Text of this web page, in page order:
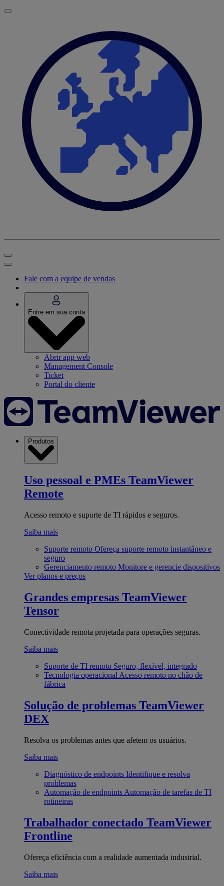
Fale com a equipe de vendas
Entre em sua conta
Abrir app web
Management Console
Ticket
Portal do cliente
Produtos
Uso pessoal e PMEs TeamViewer
Remote
Acesso remoto e suporte de TI rápidos e seguros.
Saiba mais
Suporte remoto Ofereça suporte remoto instantâneo e
seguro
Gerenciamento remoto Monitore e gerencie dispositivos
Ver planos e preços
Grandes empresas TeamViewer
Tensor
Conectividade remota projetada para operações seguras.
Saiba mais
Suporte de TI remoto Seguro, flexível, integrado
Tecnologia operacional Acesso remoto no chão de
fábrica
Solução de problemas TeamViewer
DEX
Resolva os problemas antes que afetem os usuários.
Saiba mais
Diagnóstico de endpoints Identifique e resolva
problemas
Automação de endpoints Automação de tarefas de TI
rotineiras
Trabalhador conectado TeamViewer
Frontline
Ofereça eficiência com a realidade aumentada industrial.
Saiba mais